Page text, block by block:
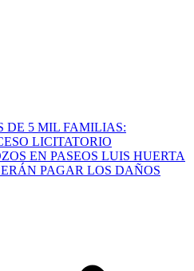
DE 5 MIL FAMILIAS:
LICITATORIO
EN PASEOS LUIS HUERTA
PAGAR LOS DAÑOS